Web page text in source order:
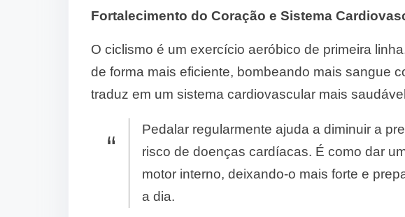
Fortalecimento do Coração e Sistema
O ciclismo é um exercício aeróbico de primeira
de forma mais eficiente, bombeando mais sangue
traduz em um sistema cardiovascular mais
Pedalar regularmente ajuda a diminuir a
risco de doenças cardíacas. É como dar
motor interno, deixando-o mais forte e
a dia.